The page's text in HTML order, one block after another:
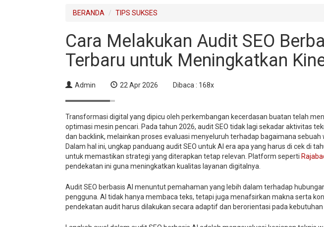
BERANDA TIPS SUKSES
Cara Melakukan Audit SEO
Terbaru untuk Meningkatkan
Admin 22 Apr 2026 Dibaca : 168x
Transformasi digital yang dipicu oleh perkembangan kecerdasan buatan telah
optimasi mesin pencari. Pada tahun 2026, audit SEO tidak lagi sekadar aktivitas
dan backlink, melainkan proses evaluasi menyeluruh terhadap bagaimana sebuah
Dalam hal ini, ungkap panduang audit SEO untuk AI era apa yang harus di cek di
untuk memastikan strategi yang diterapkan tetap relevan. Platform seperti
pendekatan ini guna meningkatkan kualitas layanan digitalnya.
Audit SEO berbasis AI menuntut pemahaman yang lebih dalam terhadap
pengguna. AI tidak hanya membaca teks, tetapi juga menafsirkan makna serta
pendekatan audit harus dilakukan secara adaptif dan berorientasi pada kebutuhan